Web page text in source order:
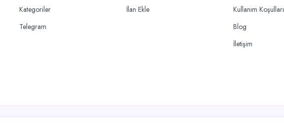
Kategoriler
Telegram
İlan Ekle
Kullanım Koşulları
Blog
İletişim